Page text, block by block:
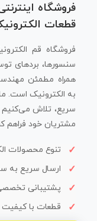
فروشگاه
قطعات
فروشگاه قم
سنسورها، بردهای
همراه مطمئن
به الکترونیک است.
سریع، تلاش می‌کنیم
مشتریان خود فراهم
تنوع محصولات
ارسال سریع به
پشتیبانی
قطعات با